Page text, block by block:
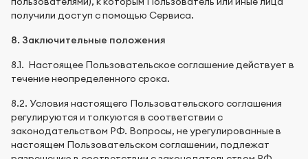
получили доступ с помощью Сервиса.
8. Заключительные положения
8.1. Настоящее Пользовательское соглашение действует в
течение неопределенного срока.
8.2. Условия настоящего Пользовательского соглашения
регулируются и толкуются в соответствии с
законодательством РФ. Вопросы, не урегулированные в
настоящем Пользовательском соглашении, подлежат